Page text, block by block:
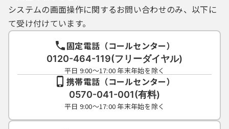
システムの画面操作に関するお問い合わせのみ、以下に
て受け付けています。
固定電話（コールセンター）
0120-464-119(フリーダイヤル)
平日 9:00～17:00 年末年始を除く
携帯電話（コールセンター）
0570-041-001(有料)
平日 9:00～17:00 年末年始を除く